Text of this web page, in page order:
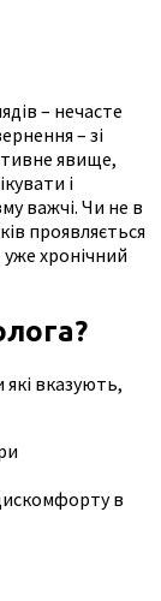
– нечасте
– зі
явище,
і
важчі. Чи не в
проявляється
хронічний
вказують,
в